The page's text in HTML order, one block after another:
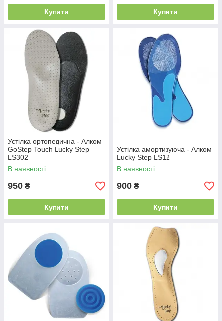
Купити Купити
Устілка ортопедична - Алком
GoStep Touch Lucky Step
LS302
В наявності
950 ₴
Купити
Устілка амортизуюча - Алком
Lucky Step LS12
В наявності
900 ₴
Купити